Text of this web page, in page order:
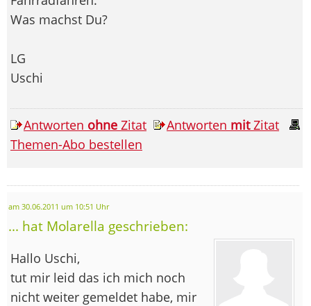
Was machst Du?
LG
Uschi
Antworten ohne Zitat Antworten mitZitat
Themen-Abo bestellen
am 30.06.2011 um 10:51 Uhr
... hat Molarella geschrieben:
Hallo Uschi,
tut mir leid das ich mich noch
nicht weiter gemeldet habe, mir